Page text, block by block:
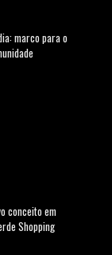
marco para o
conceito em
Shopping